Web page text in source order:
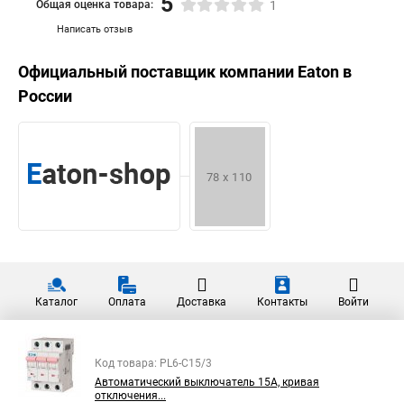
Написать отзыв
Общая оценка товара: 1
Официальный поставщик компании Eaton в
России
Каталог Оплата Доставка Контакты Войти
Код товара: PL6-C15/3
Автоматический выключатель 15А, кривая
отключения...